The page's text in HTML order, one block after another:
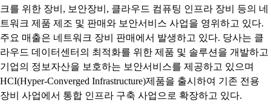
크를 위한 장비, 보안장비, 클라우드 컴퓨팅 인프라 장비 등의 네
트워크 제품 제조 및 판매와 보안서비스 사업을 영위하고 있다.
주요 매출은 네트워크 장비 판매에서 발생하고 있다. 당사는 클
라우드 데이터센터의 최적화를 위한 제품 및 솔루션을 개발하고
기업의 정보자산을 보호하는 보안서비스를 제공하고 있으며
HCI(Hyper-Converged Infrastructure)제품을 출시하여 기존 전용
장비 사업에서 통합 인프라 구축 사업으로 확장하고 있다.